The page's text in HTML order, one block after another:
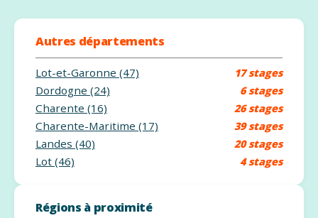
Autres départements
Lot-et-Garonne (47) 17 stages
Dordogne (24) 6 stages
Charente (16) 26 stages
Charente-Maritime (17) 39 stages
Landes (40) 20 stages
Lot (46) 4 stages
Régions à proximité